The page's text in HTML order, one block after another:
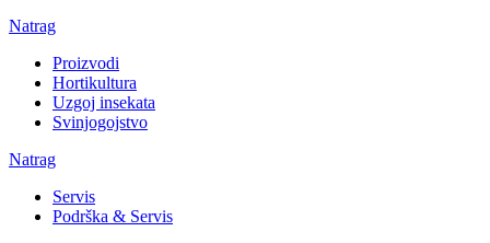
Natrag
Proizvodi
Hortikultura
Uzgoj insekata
Svinjogojstvo
Natrag
Servis
Podrška & Servis